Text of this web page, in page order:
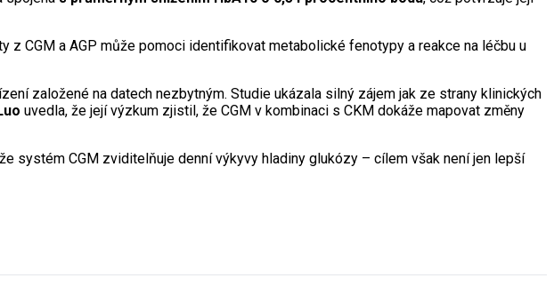
z CGM a AGP může pomoci identifikovat metabolické fenotypy a reakce na léčbu u
založené na datech nezbytným. Studie ukázala silný zájem jak ze strany klinických
uvedla, že její výzkum zjistil, že CGM v kombinaci s CKM dokáže mapovat změny
systém CGM zviditelňuje denní výkyvy hladiny glukózy – cílem však není jen lepší